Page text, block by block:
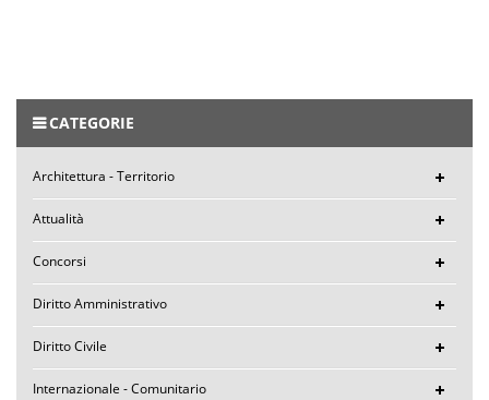
CATEGORIE
Architettura - Territorio
Attualità
Concorsi
Diritto Amministrativo
Diritto Civile
Internazionale - Comunitario